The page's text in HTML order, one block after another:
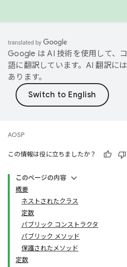
Google は AI 技術を使用して、
語に翻訳しています。AI 翻訳に
あります。
AOSP
この情報は役に立ちましたか？
このページの内容
概要
ネストされたクラス
定数
パブリック コンストラクタ
パブリック メソッド
保護されたメソッド
定数